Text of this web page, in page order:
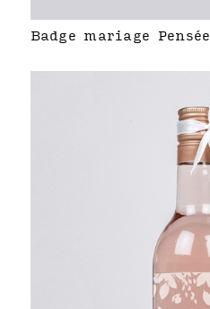
Badge mariage Pensée